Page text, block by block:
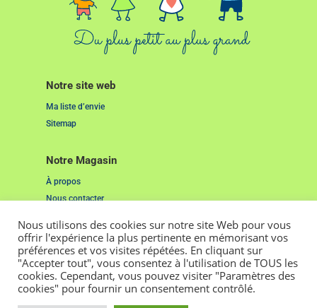
Notre site web
Ma liste d’envie
Sitemap
Notre Magasin
À propos
Nous contacter
Liens Utiles
Mentions Légales
Cookies
Nous utilisons des cookies sur notre site Web pour vous
offrir l'expérience la plus pertinente en mémorisant vos
préférences et vos visites répétées. En cliquant sur
"Accepter tout", vous consentez à l'utilisation de TOUS les
cookies. Cependant, vous pouvez visiter "Paramètres des
cookies" pour fournir un consentement contrôlé.